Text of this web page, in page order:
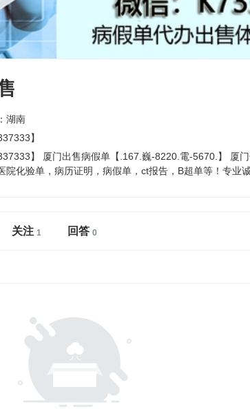
湖南
】
】 厦门出售病假单【.167.巍-8220.電-5670.】 厦
院化验单，病历证明，病假单，ct报告，B超单等！专业
关注 回答